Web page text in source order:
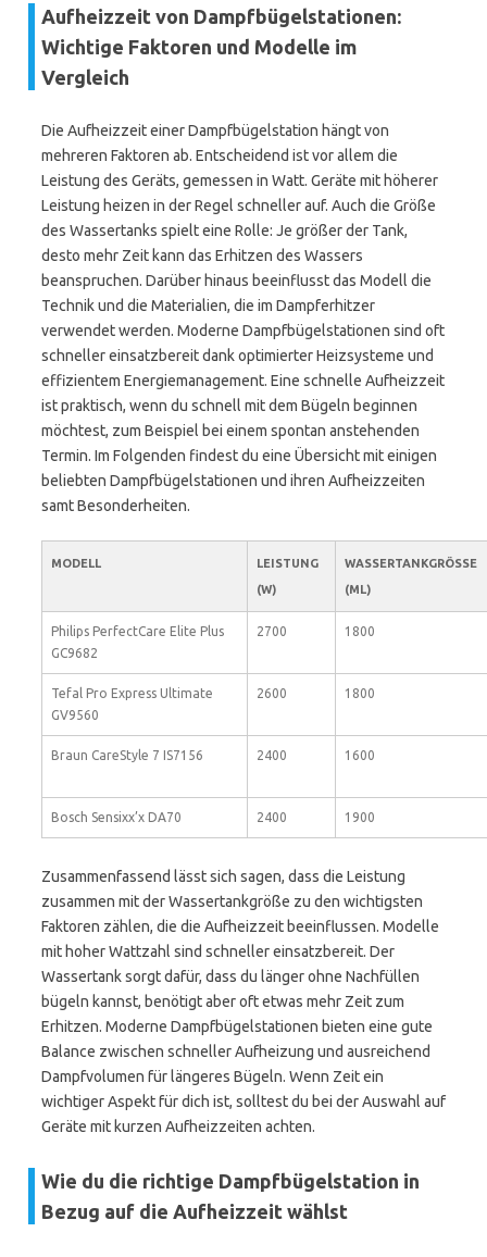
Aufheizzeit von Dampfbügelstationen:
Wichtige Faktoren und Modelle im
Vergleich
Die Aufheizzeit einer Dampfbügelstation hängt von
mehreren Faktoren ab. Entscheidend ist vor allem die
Leistung des Geräts, gemessen in Watt. Geräte mit höherer
Leistung heizen in der Regel schneller auf. Auch die Größe
des Wassertanks spielt eine Rolle: Je größer der Tank,
desto mehr Zeit kann das Erhitzen des Wassers
beanspruchen. Darüber hinaus beeinflusst das Modell die
Technik und die Materialien, die im Dampferhitzer
verwendet werden. Moderne Dampfbügelstationen sind oft
schneller einsatzbereit dank optimierter Heizsysteme und
effizientem Energiemanagement. Eine schnelle Aufheizzeit
ist praktisch, wenn du schnell mit dem Bügeln beginnen
möchtest, zum Beispiel bei einem spontan anstehenden
Termin. Im Folgenden findest du eine Übersicht mit einigen
beliebten Dampfbügelstationen und ihren Aufheizzeiten
samt Besonderheiten.
MODELL
LEISTUNG
(W)
WASSERTANKGRÖSSE (
ML)
Philips PerfectCare Elite Plus
GC9682
2700 1800
Tefal Pro Express Ultimate
GV9560
2600 1800
Braun CareStyle 7 IS7156 2400 1600
Bosch Sensixx’x DA70 2400 1900
Zusammenfassend lässt sich sagen, dass die Leistung
zusammen mit der Wassertankgröße zu den wichtigsten
Faktoren zählen, die die Aufheizzeit beeinflussen. Modelle
mit hoher Wattzahl sind schneller einsatzbereit. Der
Wassertank sorgt dafür, dass du länger ohne Nachfüllen
bügeln kannst, benötigt aber oft etwas mehr Zeit zum
Erhitzen. Moderne Dampfbügelstationen bieten eine gute
Balance zwischen schneller Aufheizung und ausreichend
Dampfvolumen für längeres Bügeln. Wenn Zeit ein
wichtiger Aspekt für dich ist, solltest du bei der Auswahl auf
Geräte mit kurzen Aufheizzeiten achten.
Wie du die richtige Dampfbügelstation in
Bezug auf die Aufheizzeit wählst